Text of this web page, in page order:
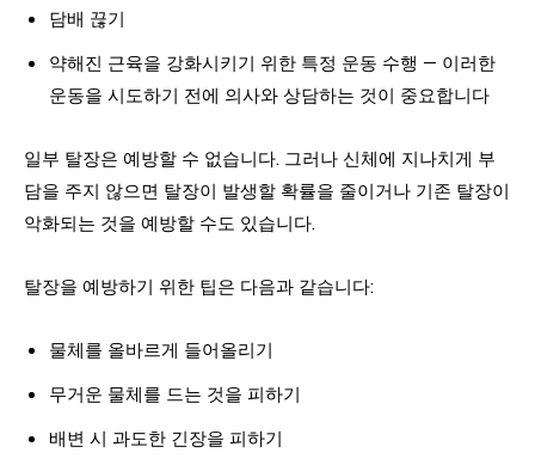
담배 끊기
약해진 근육을 강화시키기 위한 특정 운동 수행 — 이러한
운동을 시도하기 전에 의사와 상담하는 것이 중요합니다
일부 탈장은 예방할 수 없습니다. 그러나 신체에 지나치게 부
담을 주지 않으면 탈장이 발생할 확률을 줄이거나 기존 탈장이
악화되는 것을 예방할 수도 있습니다.
탈장을 예방하기 위한 팁은 다음과 같습니다:
물체를 올바르게 들어올리기
무거운 물체를 드는 것을 피하기
배변 시 과도한 긴장을 피하기